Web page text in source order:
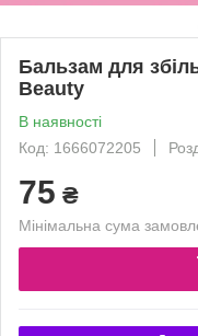
Бальзам для
Beauty
В наявності
Код: 1666072205
75 ₴
Мінімальна сума